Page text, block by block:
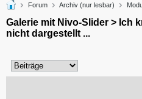
Forum Archiv (nur lesbar)
Galerie mit Nivo-Slider > Ich
nicht dargestellt ...